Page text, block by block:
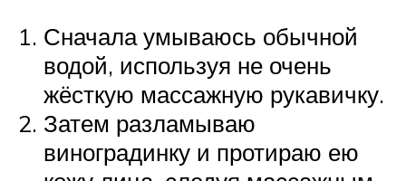
Сначала умываюсь обычной
водой, используя не очень
жёсткую массажную рукавичку.
Затем разламываю
виноградинку и протираю ею